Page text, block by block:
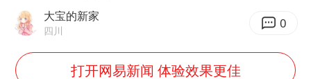
《龙餐馆》 冲奖
大宝的新家
四川 0
打开网易新闻 体验效果更佳